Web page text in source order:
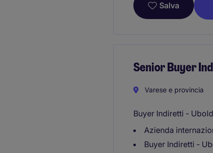
Salva
Senior Buyer
Varese e provincia
Buyer Indiretti -
Azienda
Buyer Indiretti -